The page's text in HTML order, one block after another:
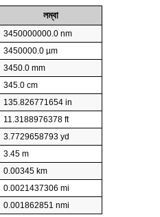
লম্বা
3450000000.0 nm
3450000.0 µm
3450.0 mm
345.0 cm
135.826771654 in
11.3188976378 ft
3.7729658793 yd
3.45 m
0.00345 km
0.0021437306 mi
0.001862851 nmi